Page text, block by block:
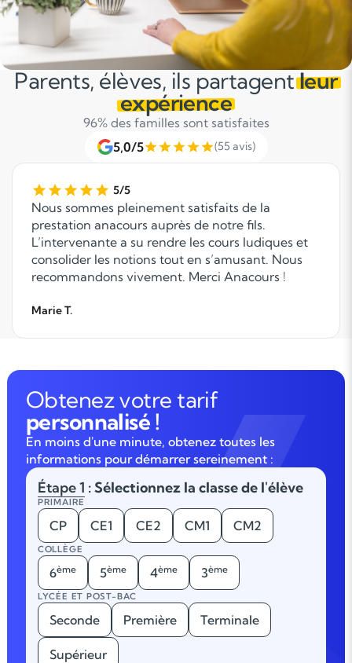
Parents, élèves, ils partagentleur
expérience
96% des familles sont satisfaites
5,0/5
(55 avis)
5/5
Nous sommes pleinement satisfaits de la
prestation anacours auprès de notre fils.
L’intervenante a su rendre les cours ludiques et
consolider les notions tout en s’amusant. Nous
recommandons vivement. Merci Anacours !
Marie T.
Obtenez votre tarif
personnalisé !
En moins d'une minute, obtenez toutes les
informations pour démarrer sereinement :
Étape 1 : Sélectionnez la classe de l'élève
PRIMAIRE
CP CE1 CE2 CM1 CM2
COLLÈGE
6ème 5ème 4ème 3ème
LYCÉE ET POST-BAC
Seconde Première Terminale
Supérieur